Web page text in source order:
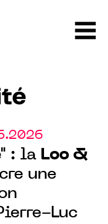
: la Loo &
une
Luc